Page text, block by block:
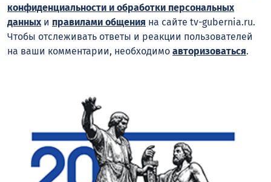
конфиденциальности и обработки персональных
данныхи правилами общения на сайте tv-gubernia.ru.
Чтобы отслеживать ответы и реакции пользователей
на ваши комментарии, необходимо авторизоваться.